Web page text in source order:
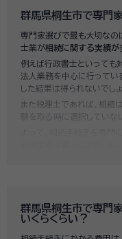
群馬県桐生市で専門
専門家選びで最も大切なの
士業が相続に関する実績が
例えば行政書士といっても
法人業務を中心に行ってい
した結果は得られないでしょ
また税理士であれば、相続
験を取る時に選択していな
よって、相続手続きを専門
ある士業を選ぶことが、ス
群馬県桐生市で専門
いくらくらい？